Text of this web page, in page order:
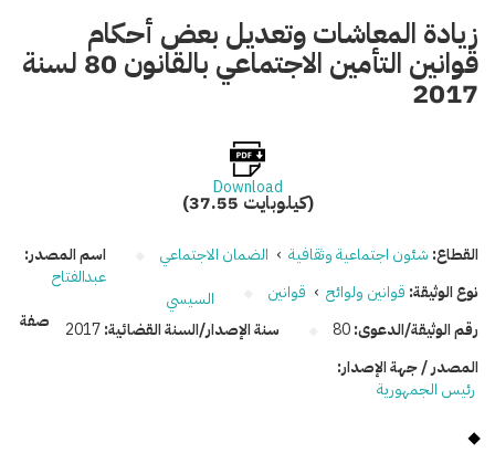
زيادة المعاشات وتعديل بعض أحكام
قوانين التأمين الاجتماعي بالقانون 80 لسنة
2017
Download
(37.55 كيلوبايت)
القطاع: شئون اجتماعية وثقافية › الضمان الاجتماعي
نوع الوثيقة: قوانين ولوائح › قوانين
رقم الوثيقة/الدعوى:80 سنة الإصدار/السنة القضائية:2017
اسم المصدر:
عبدالفتاح
السيسي
صفة
المصدر / جهة الإصدار:
رئيس الجمهورية